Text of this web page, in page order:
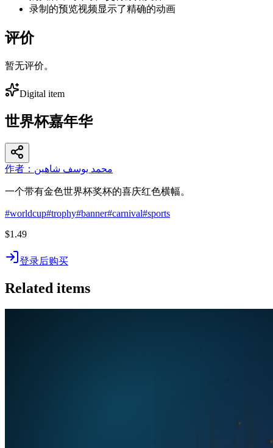
录制的预览视频显示了精确的动画
评价
暂无评价。
Digital item
世界杯嘉年华
作者：محمد يوسف شاهين
一个带有金色世界杯奖杯的喜庆红色横幅。
#worldcup#trophy#banner#carnival#sports
$1.49
登录后购买
Related items